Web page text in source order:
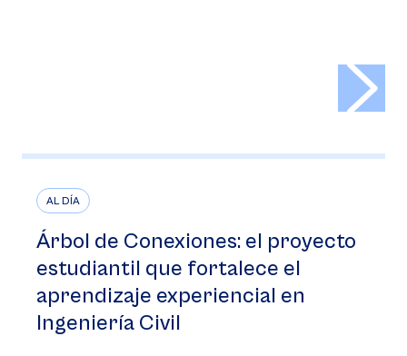
AL DÍA
Árbol de Conexiones: el proyecto
estudiantil que fortalece el
aprendizaje experiencial en
Ingeniería Civil